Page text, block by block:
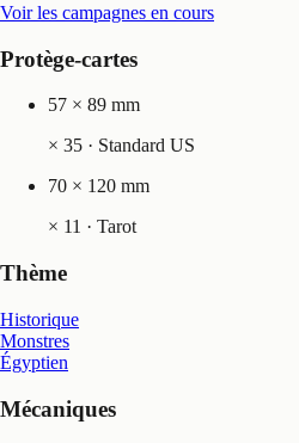
Voir les campagnes en cours
Protège-cartes
57 × 89 mm
× 35 · Standard US
70 × 120 mm
× 11 · Tarot
Thème
Historique
Monstres
Égyptien
Mécaniques